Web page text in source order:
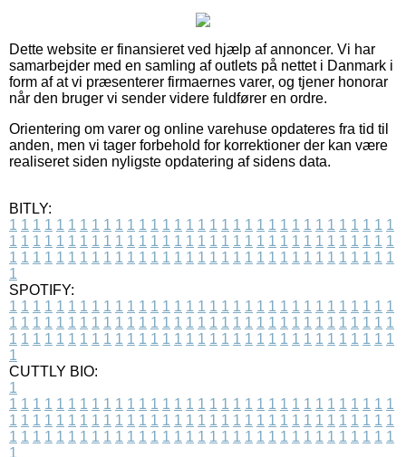
Dette website er finansieret ved hjælp af annoncer. Vi har
samarbejder med en samling af outlets på nettet i Danmark i
form af at vi præsenterer firmaernes varer, og tjener honorar
når den bruger vi sender videre fuldfører en ordre.
Orientering om varer og online varehuse opdateres fra tid til
anden, men vi tager forbehold for korrektioner der kan være
realiseret siden nyligste opdatering af sidens data.
BITLY:
1 1 1 1 1 1 1 1 1 1 1 1 1 1 1 1 1 1 1 1 1 1 1 1 1 1 1 1 1 1 1 1 1
1 1 1 1 1 1 1 1 1 1 1 1 1 1 1 1 1 1 1 1 1 1 1 1 1 1 1 1 1 1 1 1 1
1 1 1 1 1 1 1 1 1 1 1 1 1 1 1 1 1 1 1 1 1 1 1 1 1 1 1 1 1 1 1 1 1
1
SPOTIFY:
1 1 1 1 1 1 1 1 1 1 1 1 1 1 1 1 1 1 1 1 1 1 1 1 1 1 1 1 1 1 1 1 1
1 1 1 1 1 1 1 1 1 1 1 1 1 1 1 1 1 1 1 1 1 1 1 1 1 1 1 1 1 1 1 1 1
1 1 1 1 1 1 1 1 1 1 1 1 1 1 1 1 1 1 1 1 1 1 1 1 1 1 1 1 1 1 1 1 1
1
CUTTLY BIO:
1
1 1 1 1 1 1 1 1 1 1 1 1 1 1 1 1 1 1 1 1 1 1 1 1 1 1 1 1 1 1 1 1 1
1 1 1 1 1 1 1 1 1 1 1 1 1 1 1 1 1 1 1 1 1 1 1 1 1 1 1 1 1 1 1 1 1
1 1 1 1 1 1 1 1 1 1 1 1 1 1 1 1 1 1 1 1 1 1 1 1 1 1 1 1 1 1 1 1 1
1